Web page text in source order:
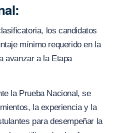
los candidatos
mínimo requerido en la
avanzar a la Etapa
la Prueba Nacional, se
la experiencia y la
para desempeñar la